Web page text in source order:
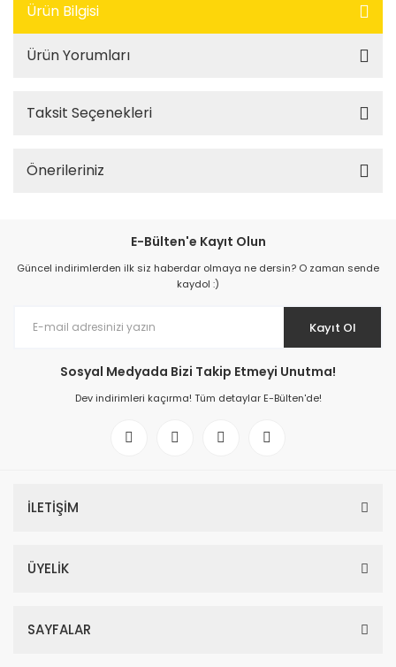
Ürün Bilgisi
Ürün Yorumları
Taksit Seçenekleri
Önerileriniz
E-Bülten'e Kayıt Olun
Güncel indirimlerden ilk siz haberdar olmaya ne dersin? O zaman sende
kaydol :)
Kayıt Ol
Sosyal Medyada Bizi Takip Etmeyi Unutma!
Dev indirimleri kaçırma! Tüm detaylar E-Bülten'de!
İLETİŞİM
ÜYELİK
SAYFALAR